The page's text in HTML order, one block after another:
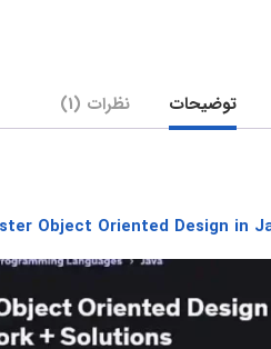
توضیحات نظرات (1)
Object Oriented Design in